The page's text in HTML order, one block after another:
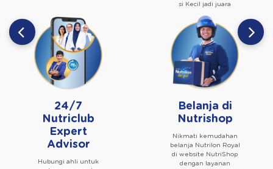
si Kecil jadi juara
24/7
Nutriclub
Expert
Advisor
Hubungi ahli untuk
Belanja di
Nutrishop
Nikmati kemudahan
belanja Nutrilon Royal
di website NutriShop
dengan layanan